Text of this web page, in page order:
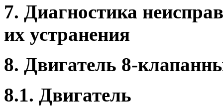
7. Диагностика
их устранения
8. Двигатель 8-
8.1. Двигатель